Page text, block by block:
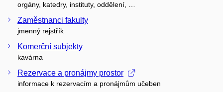
orgány, katedry, instituty, oddělení, …
Zaměstnanci fakulty
jmenný rejstřík
Komerční subjekty
kavárna
Rezervace a pronájmy prostor
informace k rezervacím a pronájmům učeben